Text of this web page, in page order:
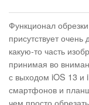
Функционал
присутствует
какую-то часть
принимая во
с выходом iOS 13 и
смартфонов и
чем просто